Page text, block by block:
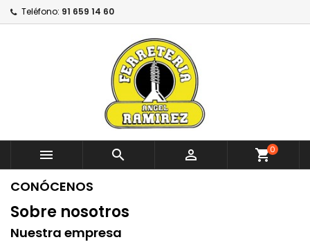
Teléfono: 91 659 14 60
   shopping_cart0
CONÓCENOS
Sobre nosotros
Nuestra empresa